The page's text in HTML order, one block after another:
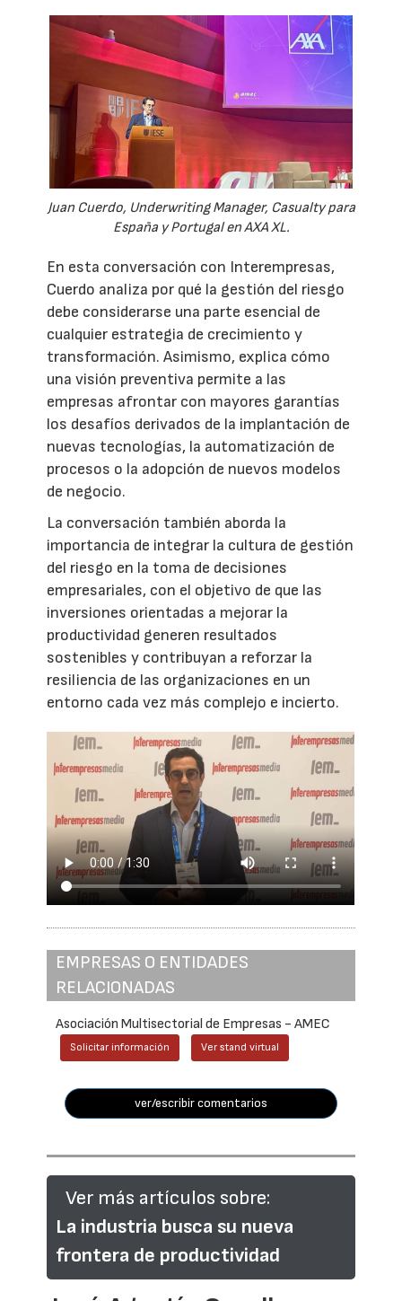
Juan Cuerdo, Underwriting Manager, Casualty para
España y Portugal en AXA XL.
En esta conversación con Interempresas,
Cuerdo analiza por qué la gestión del riesgo
debe considerarse una parte esencial de
cualquier estrategia de crecimiento y
transformación. Asimismo, explica cómo
una visión preventiva permite a las
empresas afrontar con mayores garantías
los desafíos derivados de la implantación de
nuevas tecnologías, la automatización de
procesos o la adopción de nuevos modelos
de negocio.
La conversación también aborda la
importancia de integrar la cultura de gestión
del riesgo en la toma de decisiones
empresariales, con el objetivo de que las
inversiones orientadas a mejorar la
productividad generen resultados
sostenibles y contribuyan a reforzar la
resiliencia de las organizaciones en un
entorno cada vez más complejo e incierto.
EMPRESAS O ENTIDADES
RELACIONADAS
Asociación Multisectorial de Empresas - AMEC
Solicitar información Ver stand virtual
ver/escribir comentarios
Ver más artículos sobre:
La industria busca su nueva
frontera de productividad